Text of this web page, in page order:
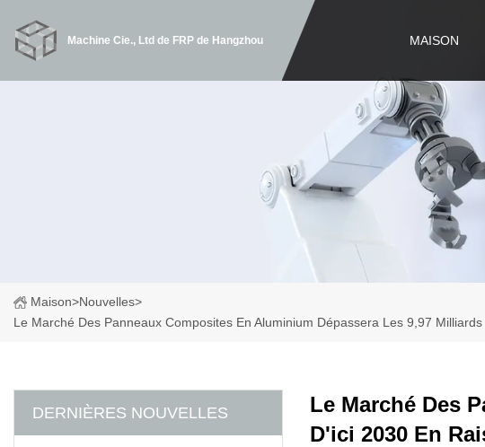
Machine Cie., Ltd de FRP de Hangzhou MAISON
Maison>Nouvelles>
Le Marché Des Panneaux Composites En Aluminium Dépassera Les 9,97 Milliards
DERNIÈRES NOUVELLES
Le Marché Des
2030 En Raison